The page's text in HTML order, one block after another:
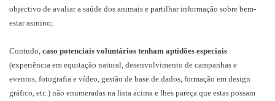
objectivo de avaliar a saúde dos animais e partilhar informação sobre bem-
estar asinino;
Contudo, caso potenciais voluntários tenham aptidões especiais
(experiência em equitação natural, desenvolvimento de campanhas e
eventos, fotografia e vídeo, gestão de base de dados, formação em design
gráfico, etc.) não enumeradas na lista acima e lhes pareça que estas possam